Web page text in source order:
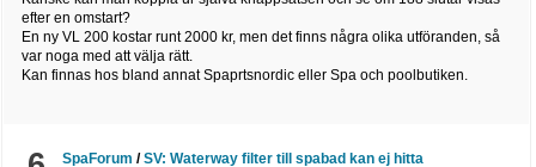
efter en omstart?
En ny VL 200 kostar runt 2000 kr, men det finns några olika utföranden, så
var noga med att välja rätt.
Kan finnas hos bland annat Spaprtsnordic eller Spa och poolbutiken.
SpaForum /SV: Waterway filter till spabad kan ej hitta